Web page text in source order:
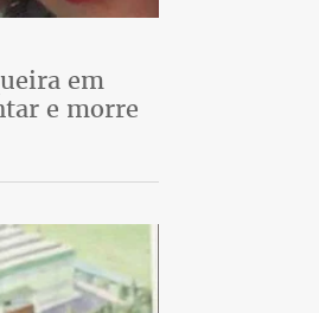
em
e morre